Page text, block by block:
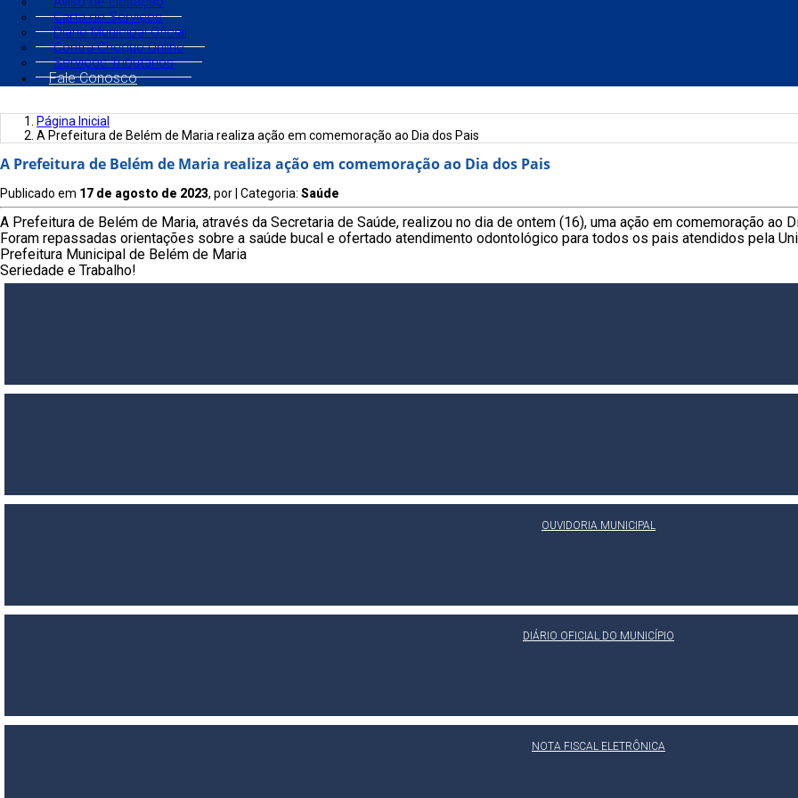
Carta de Serviços
Diário Municipal Oficial
Contra Cheque Online
Serviços Tributários
Fale Conosco
Página Inicial
A Prefeitura de Belém de Maria realiza ação em comemoração ao Dia dos Pais
A Prefeitura de Belém de Maria realiza ação em comemoração ao Dia dos Pais
Publicado em 17 de agosto de 2023, por | Categoria: Saúde
A Prefeitura de Belém de Maria, através da Secretaria de Saúde, realizou no dia de ontem (16), uma ação em comemoração ao
Foram repassadas orientações sobre a saúde bucal e ofertado atendimento odontológico para todos os pais atendidos pela
Prefeitura Municipal de Belém de Maria
Seriedade e Trabalho!
OUVIDORIA MUNICIPAL
DIÁRIO OFICIAL DO MUNICÍPIO
NOTA FISCAL ELETRÔNICA